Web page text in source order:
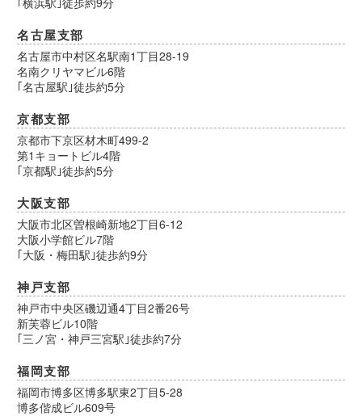
名古屋支部
名古屋市中村区名駅南1丁目28-19
名南クリヤマビル6階
｢名古屋駅｣徒歩約5分
京都支部
京都市下京区材木町499-2
第1キョートビル4階
｢京都駅｣徒歩約5分
大阪支部
大阪市北区曽根崎新地2丁目6-12
大阪小学館ビル7階
｢大阪・梅田駅｣徒歩約9分
神戸支部
神戸市中央区磯辺通4丁目2番26号
新芙蓉ビル10階
｢三ノ宮・神戸三宮駅｣徒歩約7分
福岡支部
福岡市博多区博多駅東2丁目5-28
博多偕成ビル609号